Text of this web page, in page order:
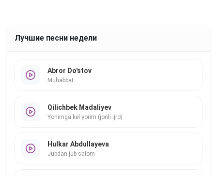
Лучшие песни недели
Abror Do'stov
Muhabbat
Qilichbek Madaliyev
Yonimga kel yorim (jonli ijro)
Hulkar Abdullayeva
Jubdan jub salom